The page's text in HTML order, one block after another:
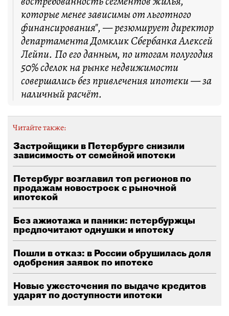
которые менее зависимы от льготного
финансирования", — резюмирует директор
департамента Домклик Сбербанка Алексей
Лейпи. По его данным, по итогам полугодия
50% сделок на рынке недвижимости
совершались без привлечения ипотеки — за
наличный расчёт.
Читайте также:
Застройщики в Петербурге снизили
зависимость от семейной ипотеки
Петербург возглавил топ регионов по
продажам новостроек с рыночной
ипотекой
Без ажиотажа и паники: петербуржцы
предпочитают однушки и ипотеку
Пошли в отказ: в России обрушилась доля
одобрения заявок по ипотеке
Новые ужесточения по выдаче кредитов
ударят по доступности ипотеки